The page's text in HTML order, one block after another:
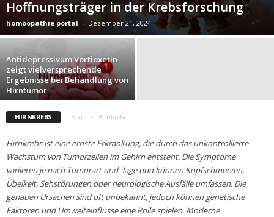
Hoffnungsträger in der Krebsforschung
homöopathie portal - Dezember 21, 2024
Antidepressivum Vortioxetin
zeigt vielversprechende
Ergebnisse bei Behandlung von
Hirntumor
HIRNKREBS Start Hirnkrebs
Hirnkrebs ist eine ernste Erkrankung, die durch das unkontrollierte
Wachstum von Tumorzellen im Gehirn entsteht. Die Symptome
variieren je nach Tumorart und -lage und können Kopfschmerzen,
Übelkeit, Sehstörungen oder neurologische Ausfälle umfassen. Die
genauen Ursachen sind oft unbekannt, jedoch können genetische
Faktoren und Umwelteinflüsse eine Rolle spielen. Moderne